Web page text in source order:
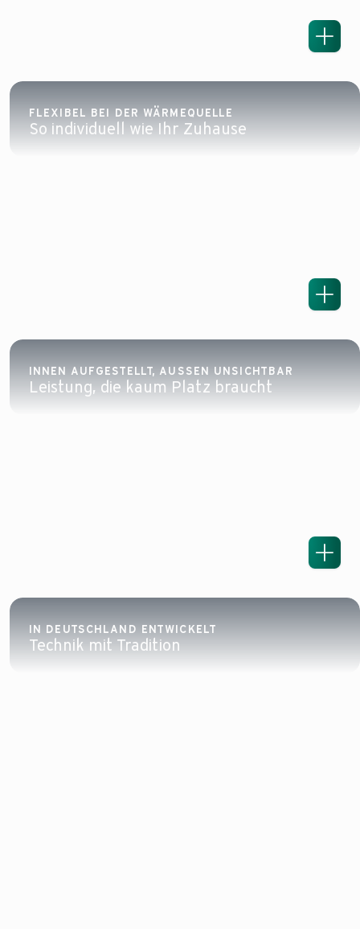
FLEXIBEL BEI DER WÄRMEQUELLE
So individuell wie Ihr Zuhause
INNEN AUFGESTELLT, AUSSEN UNSICHTBAR
Leistung, die kaum Platz braucht
IN DEUTSCHLAND ENTWICKELT
Technik mit Tradition